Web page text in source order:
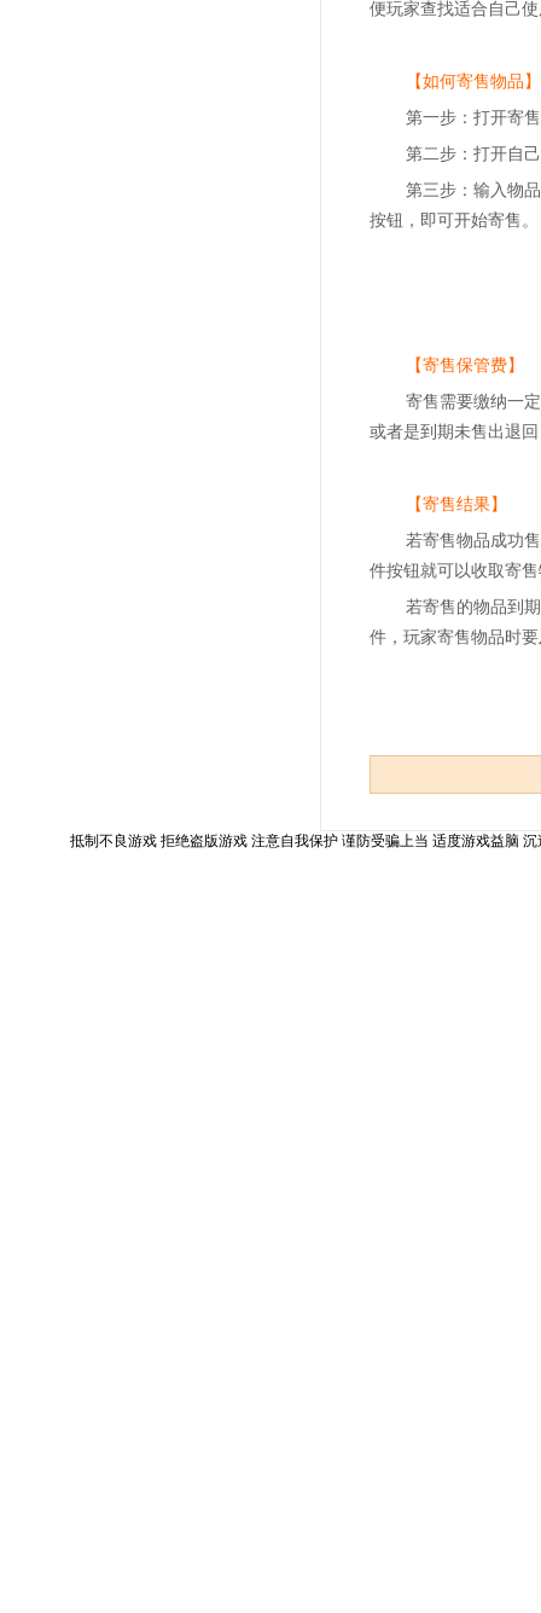
便玩家查找适合自己
【如何寄售物品】
第一步：打开寄
第二步：打开自
第三步：输入物
按钮，即可开始寄售。
【寄售保管费】
寄售需要缴纳一
或者是到期未售出退
【寄售结果】
若寄售物品成功
件按钮就可以收取寄
若寄售的物品到
件，玩家寄售物品时
抵制不良游戏 拒绝盗版游戏 注意自我保护 谨防受骗上当 适度游戏益脑